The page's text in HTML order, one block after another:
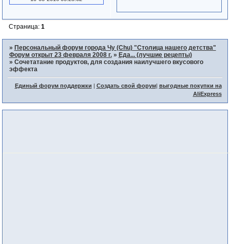
Страница: 1
» Персональный форум города Чу (Chu) "Столица нашего детства"
Форум открыт 23 февраля 2008 г. » Еда... (лучшие рецепты)
» Сочетатание продуктов, для создания наилучшего вкусового
эффекта
Единый форум поддержки | Создать свой форум| выгодные покупки на
AliExpress